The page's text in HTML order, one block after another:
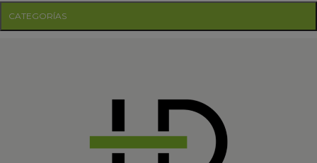
CATEGORÍAS